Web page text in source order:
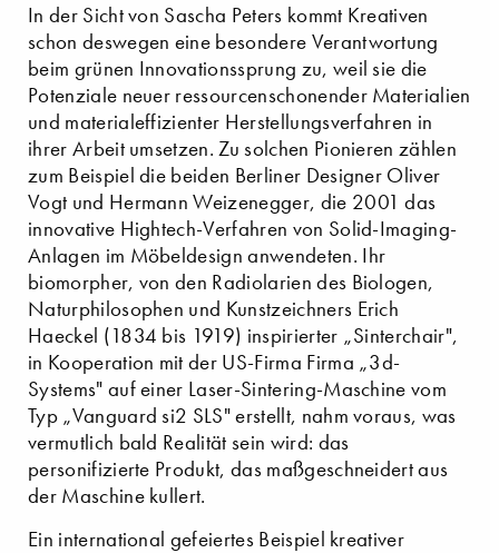
In der Sicht von Sascha Peters kommt Kreativen
schon deswegen eine besondere Verantwortung
beim grünen Innovationssprung zu, weil sie die
Potenziale neuer ressourcenschonender Materialien
und materialeffizienter Herstellungsverfahren in
ihrer Arbeit umsetzen. Zu solchen Pionieren zählen
zum Beispiel die beiden Berliner Designer Oliver
Vogt und Hermann Weizenegger, die 2001 das
innovative Hightech-Verfahren von Solid-Imaging-
Anlagen im Möbeldesign anwendeten. Ihr
biomorpher, von den Radiolarien des Biologen,
Naturphilosophen und Kunstzeichners Erich
Haeckel (1834 bis 1919) inspirierter „Sinterchair",
in Kooperation mit der US-Firma Firma „3d-
Systems" auf einer Laser-Sintering-Maschine vom
Typ „Vanguard si2 SLS" erstellt, nahm voraus, was
vermutlich bald Realität sein wird: das
personifizierte Produkt, das maßgeschneidert aus
der Maschine kullert.
Ein international gefeiertes Beispiel kreativer